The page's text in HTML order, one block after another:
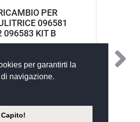
per garantirti la
navigazione.
Capito!
PER
096581
096583 KIT B